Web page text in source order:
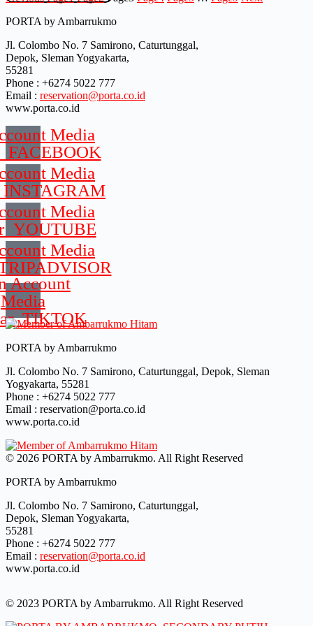
PORTA by Ambarrukmo
Jl. Colombo No. 7 Samirono, Caturtunggal,
Depok, Sleman Yogyakarta,
55281
Phone : +6274 5022 777
Email : reservation@porta.co.id
www.porta.co.id
Media
Media
Media
Media
Account
Media
PORTA by Ambarrukmo
Jl. Colombo No. 7 Samirono, Caturtunggal, Depok, Sleman
Yogyakarta, 55281
Phone : +6274 5022 777
Email : reservation@porta.co.id
www.porta.co.id
© 2026 PORTA by Ambarrukmo. All Right Reserved
PORTA by Ambarrukmo
Jl. Colombo No. 7 Samirono, Caturtunggal,
Depok, Sleman Yogyakarta,
55281
Phone : +6274 5022 777
Email : reservation@porta.co.id
www.porta.co.id
© 2023 PORTA by Ambarrukmo. All Right Reserved